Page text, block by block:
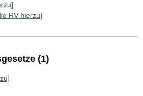
RV hierzu]
(1)